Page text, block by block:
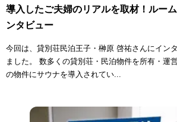
導入したご夫婦のリアルを取材！ルー
ンタビュー
今回は、貸別荘民泊王子・榊原 啓祐さんにイン
ました。 数多くの貸別荘・民泊物件を所有・運
の物件にサウナを導入されてい...